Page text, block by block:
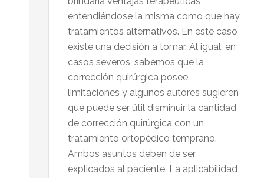
entendiéndose la misma como que hay
tratamientos alternativos. En este caso
existe una decisión a tomar. Al igual, en
casos severos, sabemos que la
corrección quirúrgica posee
limitaciones y algunos autores sugieren
que puede ser útil disminuir la cantidad
de corrección quirúrgica con un
tratamiento ortopédico temprano.
Ambos asuntos deben de ser
explicados al paciente. La aplicabilidad